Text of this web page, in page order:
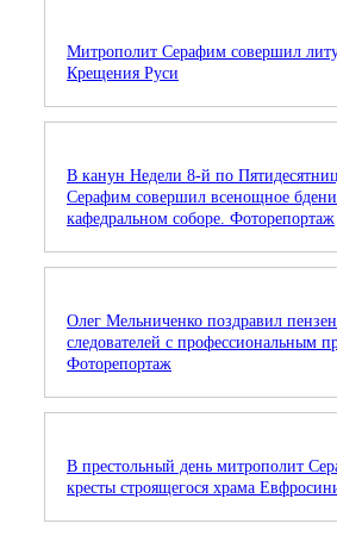
Митрополит Серафим совершил
Крещения Руси
В канун Недели 8-й по
Серафим совершил всенощное
кафедральном соборе. Фоторепортаж
Олег Мельниченко поздравил
следователей с профессиональным
Фоторепортаж
В престольный день митрополит
кресты строящегося храма